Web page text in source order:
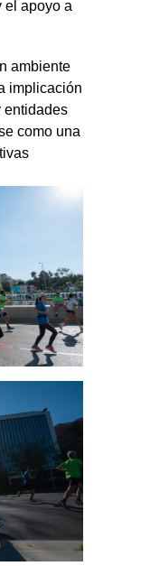
el apoyo a
ambiente
implicación
entidades
como una